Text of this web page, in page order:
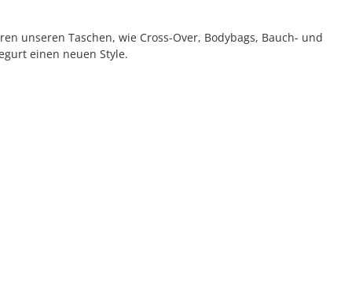
unseren Taschen, wie Cross-Over, Bodybags, Bauch- und
einen neuen Style.